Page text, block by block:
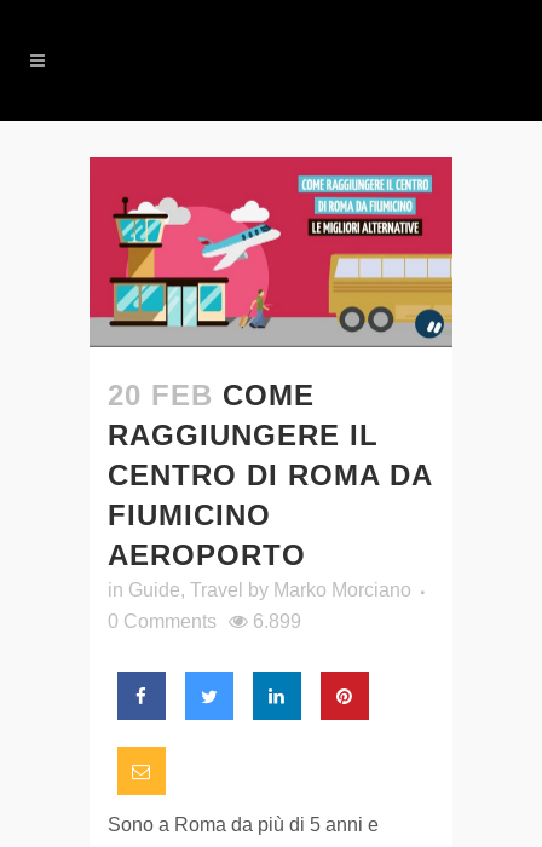
20 FEB COME
RAGGIUNGERE IL
CENTRO DI ROMA DA
FIUMICINO
AEROPORTO
in Guide, Travel by Marko Morciano
0 Comments
6.899
Sono a Roma da più di 5 anni e